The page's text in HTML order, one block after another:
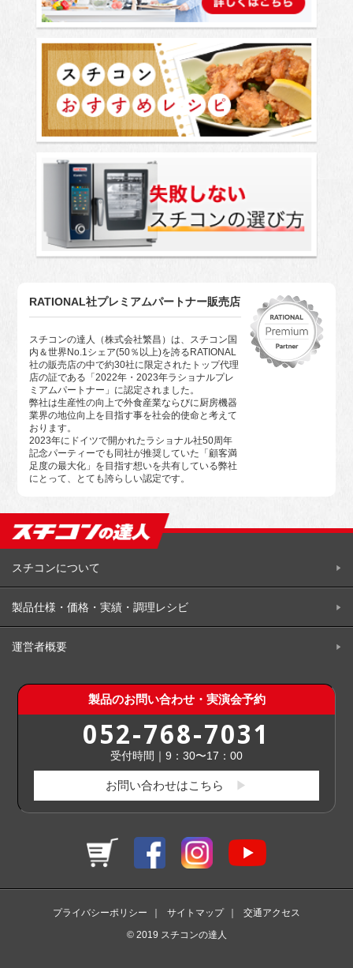
RATIONAL社プレミアムパートナー販売店
スチコンの達人（株式会社繁昌）は、スチコン国
内＆世界No.1シェア(50％以上)を誇るRATIONAL
社の販売店の中で約30社に限定されたトップ代理
店の証である「2022年・2023年ラショナルプレ
ミアムパートナー」に認定されました。
弊社は生産性の向上で外食産業ならびに厨房機器
業界の地位向上を目指す事を社会的使命と考えて
おります。
2023年にドイツで開かれたラショナル社50周年
記念パーティーでも同社が推奨していた「顧客満
足度の最大化」を目指す想いを共有している弊社
にとって、とても誇らしい認定です。
スチコンについて
製品仕様・価格・実績・調理レシビ
運営者概要
製品のお問い合わせ・実演会予約
052-768-7031
受付時間｜9：30〜17：00
お問い合わせはこちら
プライバシーポリシー ｜ サイトマップ ｜
交通アクセス
© 2019 スチコンの達人